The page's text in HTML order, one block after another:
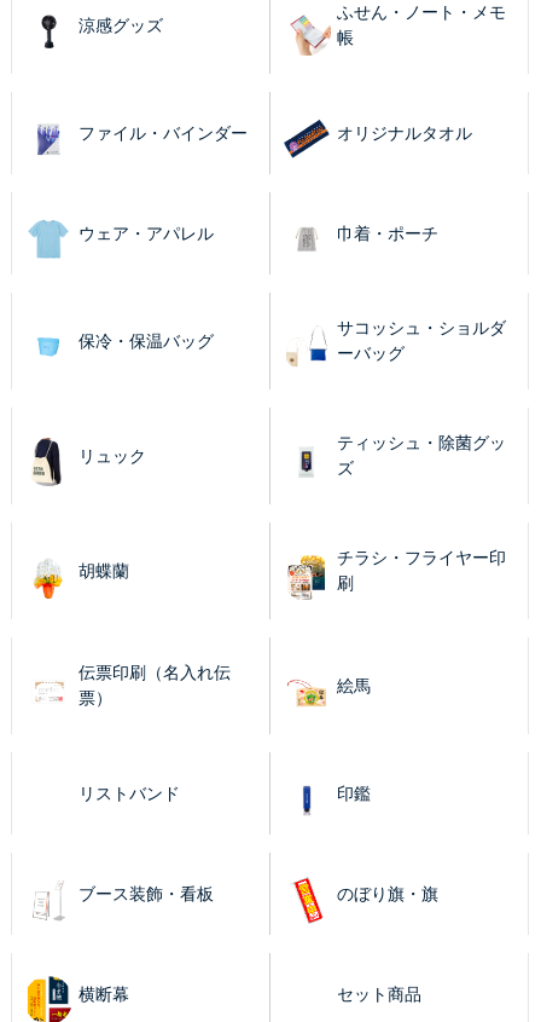
涼感グッズ
ふせん・ノート・メモ
帳
ファイル・バインダー オリジナルタオル
ウェア・アパレル 巾着・ポーチ
保冷・保温バッグ
サコッシュ・ショルダ
ーバッグ
リュック
ティッシュ・除菌グッ
ズ
胡蝶蘭
チラシ・フライヤー印
刷
伝票印刷（名入れ伝
票）
絵馬
リストバンド 印鑑
ブース装飾・看板 のぼり旗・旗
横断幕 セット商品